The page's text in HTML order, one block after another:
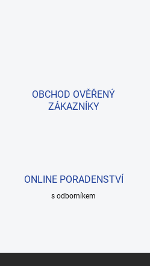
OBCHOD OVĚŘENÝ
ZÁKAZNÍKY
ONLINE PORADENSTVÍ
s odborníkem